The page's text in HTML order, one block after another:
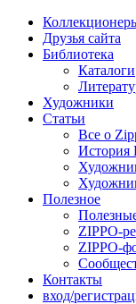
Друзья сайта
Библиотека
Каталоги
Художники
Статьи
Все о
История
Полезное
ZIPPO-
ZIPPO-
Контакты
вход/